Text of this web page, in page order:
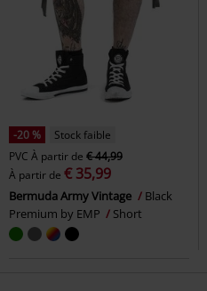
-20 %
Stock faible
PVC À partir de € 44,99
À partir de € 35,99
Bermuda Army Vintage
Black
Premium by EMP
Short